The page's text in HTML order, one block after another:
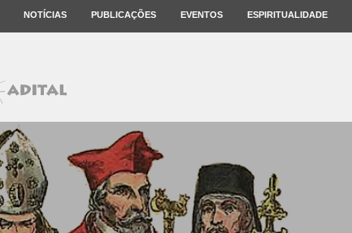
NOTÍCIAS PUBLICAÇÕES EVENTOS ESPIRITUALIDADE